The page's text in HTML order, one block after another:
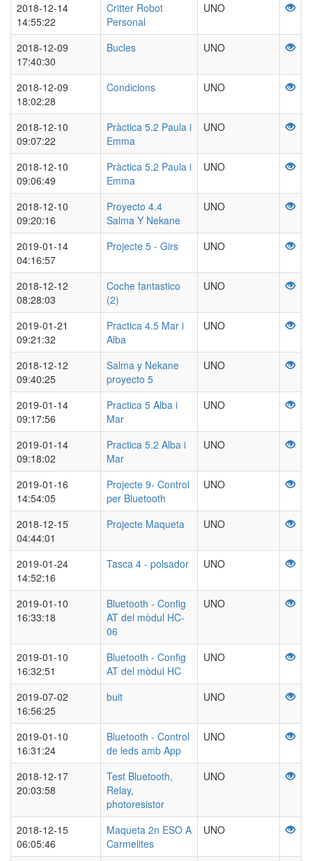
2018-12-14
14:55:22
Critter Robot
Personal
UNO
2018-12-09
17:40:30
Bucles UNO
2018-12-09
18:02:28
Condicions UNO
2018-12-10
09:07:22
Pràctica 5.2 Paula i
Emma
UNO
2018-12-10
09:06:49
Pràctica 5.2 Paula i
Emma
UNO
2018-12-10
09:20:16
Proyecto 4.4
Salma Y Nekane
UNO
2019-01-14
04:16:57
Projecte 5 - Girs UNO
2018-12-12
08:28:03
Coche fantastico
(2)
UNO
2019-01-21
09:21:32
Practica 4.5 Mar i
Alba
UNO
2018-12-12
09:40:25
Salma y Nekane
proyecto 5
UNO
2019-01-14
09:17:56
Practica 5 Alba i
Mar
UNO
2019-01-14
09:18:02
Practica 5.2 Alba i
Mar
UNO
2019-01-16
14:54:05
Projecte 9- Control
per Bluetooth
UNO
2018-12-15
04:44:01
Projecte Maqueta UNO
2019-01-24
14:52:16
Tasca 4 - polsador UNO
2019-01-10
16:33:18
Bluetooth - Config
AT del mòdul HC-
06
UNO
2019-01-10
16:32:51
Bluetooth - Config
AT del mòdul HC
UNO
2019-07-02
16:56:25
buit UNO
2019-01-10
16:31:24
Bluetooth - Control
de leds amb App
UNO
2018-12-17
20:03:58
Test Bluetooth,
Relay,
photoresistor
UNO
2018-12-15
06:05:46
Maqueta 2n ESO A
Carmelites
UNO